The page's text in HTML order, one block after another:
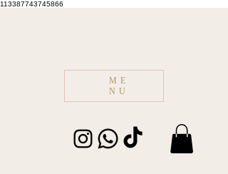
113387743745866
ME
NU